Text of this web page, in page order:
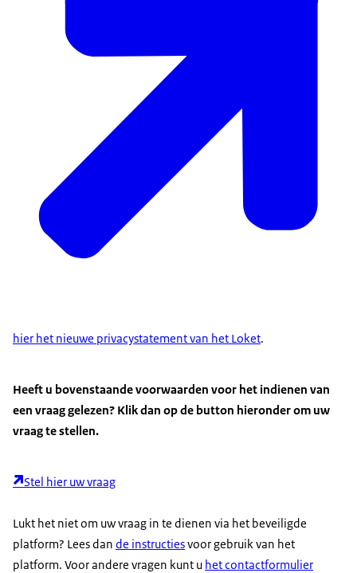
hier het nieuwe privacystatement van het Loket.
Heeft u bovenstaande voorwaarden voor het indienen van
een vraag gelezen? Klik dan op de button hieronder om uw
vraag te stellen.
Stel hier uw vraag
Lukt het niet om uw vraag in te dienen via het beveiligde
platform? Lees dan de instructiesvoor gebruik van het
platform. Voor andere vragen kunt u het contactformulier